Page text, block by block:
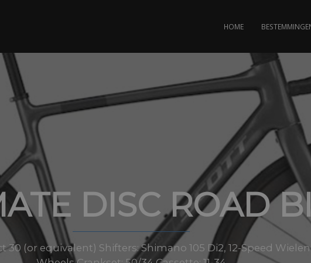
HOME
DISC ROAD
30 (or equivalent) Shifters: Shimano 105 Di2, 12-Speed